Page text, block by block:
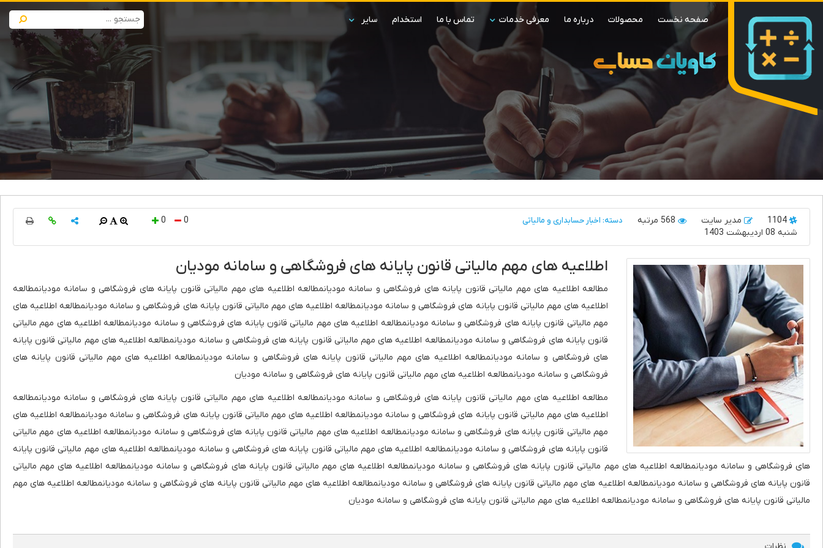
صفحه نخست محصولات درباره ما معرفی خدمات تماس با ما استخدام سایر
1104 مدیر سایت 568 مرتبه دسته: اخبار حسابداری و مالیاتی
شنبه 08 اردیبهشت 1403
0
0
اطلاعیه های مهم مالیاتی قانون پایانه های فروشگاهی و سامانه مودیان
مطالعه اطلاعیه های مهم مالیاتی قانون پایانه های فروشگاهی و سامانه مودیانمطالعه اطلاعیه های مهم مالیاتی قانون پایانه های فروشگاهی و سامانه مودیانمطالعه
اطلاعیه های مهم مالیاتی قانون پایانه های فروشگاهی و سامانه مودیانمطالعه اطلاعیه های مهم مالیاتی قانون پایانه های فروشگاهی و سامانه مودیانمطالعه اطلاعیه های
مهم مالیاتی قانون پایانه های فروشگاهی و سامانه مودیانمطالعه اطلاعیه های مهم مالیاتی قانون پایانه های فروشگاهی و سامانه مودیانمطالعه اطلاعیه های مهم مالیاتی
قانون پایانه های فروشگاهی و سامانه مودیانمطالعه اطلاعیه های مهم مالیاتی قانون پایانه های فروشگاهی و سامانه مودیانمطالعه اطلاعیه های مهم مالیاتی قانون پایانه
های فروشگاهی و سامانه مودیانمطالعه اطلاعیه های مهم مالیاتی قانون پایانه های فروشگاهی و سامانه مودیانمطالعه اطلاعیه های مهم مالیاتی قانون پایانه های
فروشگاهی و سامانه مودیانمطالعه اطلاعیه های مهم مالیاتی قانون پایانه های فروشگاهی و سامانه مودیان
مطالعه اطلاعیه های مهم مالیاتی قانون پایانه های فروشگاهی و سامانه مودیانمطالعه اطلاعیه های مهم مالیاتی قانون پایانه های فروشگاهی و سامانه مودیانمطالعه
اطلاعیه های مهم مالیاتی قانون پایانه های فروشگاهی و سامانه مودیانمطالعه اطلاعیه های مهم مالیاتی قانون پایانه های فروشگاهی و سامانه مودیانمطالعه اطلاعیه های
مهم مالیاتی قانون پایانه های فروشگاهی و سامانه مودیانمطالعه اطلاعیه های مهم مالیاتی قانون پایانه های فروشگاهی و سامانه مودیانمطالعه اطلاعیه های مهم مالیاتی
قانون پایانه های فروشگاهی و سامانه مودیانمطالعه اطلاعیه های مهم مالیاتی قانون پایانه های فروشگاهی و سامانه مودیانمطالعه اطلاعیه های مهم مالیاتی قانون پایانه
های فروشگاهی و سامانه مودیانمطالعه اطلاعیه های مهم مالیاتی قانون پایانه های فروشگاهی و سامانه مودیانمطالعه اطلاعیه های مهم مالیاتی قانون پایانه های فروشگاهی و سامانه مودیانمطالعه اطلاعیه های مهم مالیاتی
قانون پایانه های فروشگاهی و سامانه مودیانمطالعه اطلاعیه های مهم مالیاتی قانون پایانه های فروشگاهی و سامانه مودیانمطالعه اطلاعیه های مهم مالیاتی قانون پایانه های فروشگاهی و سامانه مودیانمطالعه اطلاعیه های مهم
مالیاتی قانون پایانه های فروشگاهی و سامانه مودیانمطالعه اطلاعیه های مهم مالیاتی قانون پایانه های فروشگاهی و سامانه مودیان